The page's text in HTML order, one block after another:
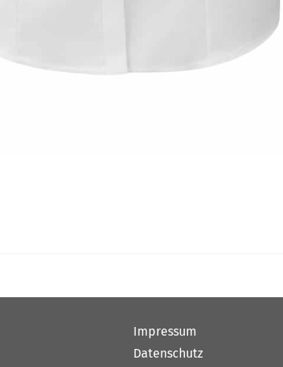
Impressum
Datenschutz